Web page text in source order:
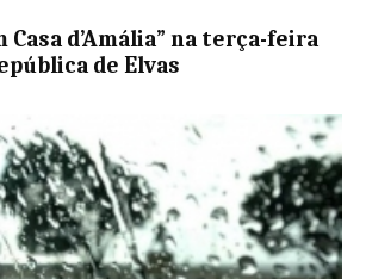
Casa d’Amália” na terça-feira
de Elvas